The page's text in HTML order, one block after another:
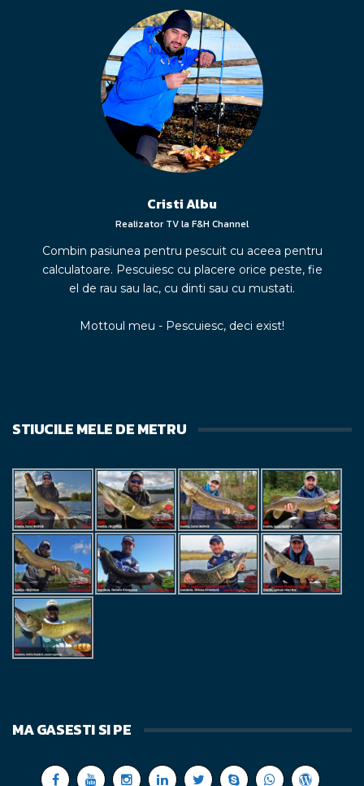
Cristi Albu
Realizator TV la F&H Channel
Combin pasiunea pentru pescuit cu aceea pentru
calculatoare. Pescuiesc cu placere orice peste, fie
el de rau sau lac, cu dinti sau cu mustati.
Mottoul meu - Pescuiesc, deci exist!
STIUCILE MELE DE METRU
MA GASESTI SI PE